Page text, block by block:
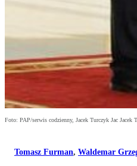
Foto: PAP/serwis codzienny, Jacek Turczyk Jac Jacek
Tomasz Furman, Waldemar